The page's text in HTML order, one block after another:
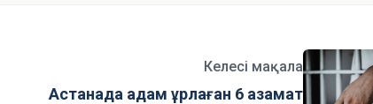
Келесі мақала
Астанада адам ұрлаған 6 азамат